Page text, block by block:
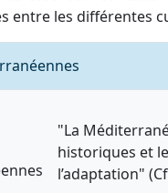
entre les différentes
"La
historiques et
l’adaptation"